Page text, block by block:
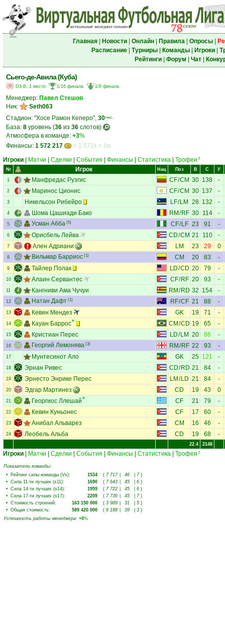
Главная| Новости| Онлайн| Правила| Опросы|
Расписание| Турниры| Команды| Игроки|
Рейтинги| Форум Чат|
Сьего-де-Авила (Куба)
D3-B, 1 место 1/16 финала 1/8 финала
Менеджер: Павел Стешов
Ник:
Seth063
Стадион: "Хосе Рамон Кеперо", 30тыс.
База: 8 уровень (36 из 36 слотов)
Атмосфера в команде: +3%
Финансы: 1 572 217
= 1 572к = 1м
Игроки
Матчи Сделки События Финансы Статистика Трофеи 7
№ Игрок Нац Поз В С У
1 Манфредас Рузгис CF/CM 30 138 -
2 Маринос Ционис CF/CM 30 137 -
3 Никельсон Рибейро LF/ LM 28 132 -
4 Шома Цашиади Бако RM / RF 30 114 -
5 Усман Абба (5) CF/LF 23 91 -
6 Орисбель Лейва CD/CM 21 110 -
7 Ален Адриани LM 23 29 0
8 Вильмар Барриос (1) CM 20 83 -
9 Тайлер Полак LD/CD 20 79 -
10 Алаин Сервантес CF/RF 20 93 -
11 Кангниви Ама Чучуи RM / RD 32 154 -
12 Натан Дафт (1) RF/CF 21 88 -
13 Кевин Мендез GK 19 71 -
14 Кауан Баррос CM /CD 19 65 -
15 Кристиан Перес LD/ LM 20 86 -
16 Георгий Лемонява (3) RM / RF 22 93 -
17 Мунтесинот Ало GK 25 121 -
18 Эрнан Ривес CD/RD 21 84 -
19 Эрнесто Энрике Перес LM / LD 21 84 -
20 Эдгар Мартинез CD 19 43 0
21 Георгиос Ллешай CF 21 79 -
22 Кевин Куньонес CF 17 60 -
23 Анибал Альварез CM 16 46 -
24 Леобель Альба CD 19 68 -
22.4 2148
Игроки Матчи Сделки События Финансы Статистика Трофеи 7
Показатели команды:
• Рейтинг силы команды (Vs): 1534 ( 7 717 46 7)
• Сила 11-ти лучших (s11): 1690 ( 7 643 45 6 )
• Сила 14-ти лучших (s14): 1959 ( 7 722 45 6 )
• Сила 17-ти лучших (s17): 2209 ( 7 736 45 7)
• Стоимость строений: 163 150 000 ( 3 989 31 5 )
• Общая стоимость: 589 420 000 ( 6 188 39 3 )
Успешность работы менеджера: +8%